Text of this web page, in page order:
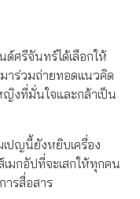
ศรีจันทร์ได้เลือกให้
ร่วมถ่ายทอดแนวคิด
งที่มั่นใจและกล้าเป็น
ปญนี้ยังหยิบเครื่อง
มกอัปที่จะเสกให้ทุกคน
ารสื่อสาร